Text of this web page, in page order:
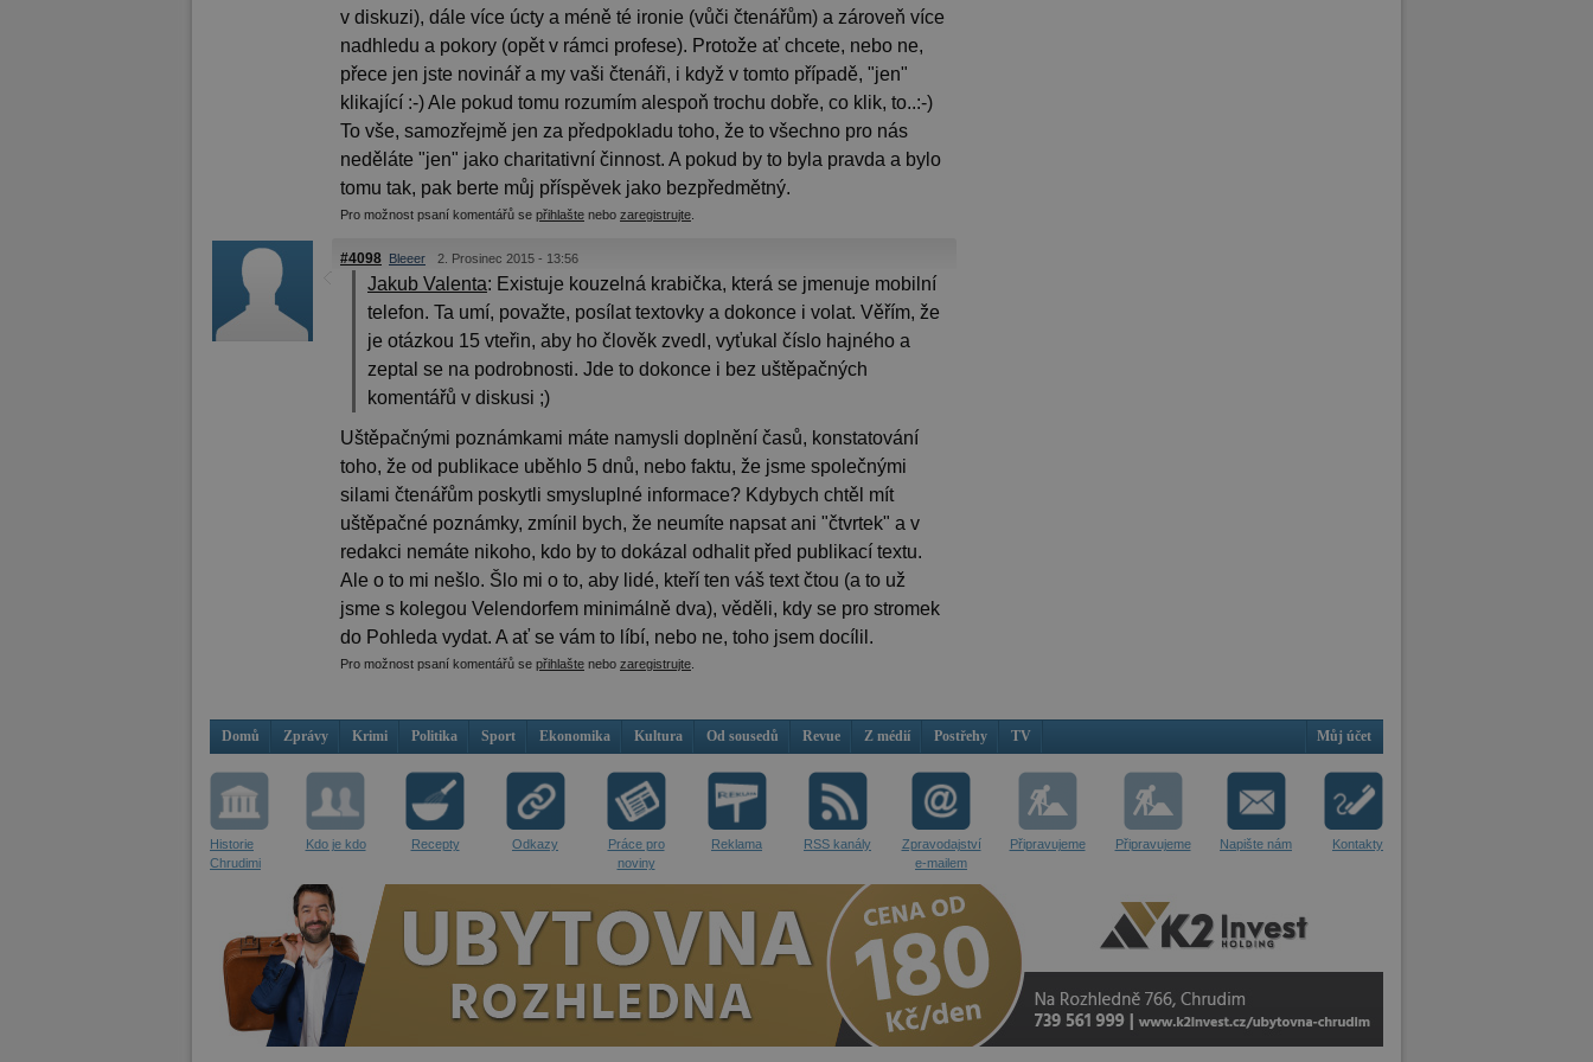
v diskuzi), dále více úcty a méně té ironie (vůči čtenářům) a zároveň více
nadhledu a pokory (opět v rámci profese). Protože ať chcete, nebo ne,
přece jen jste novinář a my vaši čtenáři, i když v tomto případě, "jen"
klikající :-) Ale pokud tomu rozumím alespoň trochu dobře, co klik, to..:-)
To vše, samozřejmě jen za předpokladu toho, že to všechno pro nás
neděláte "jen" jako charitativní činnost. A pokud by to byla pravda a bylo
tomu tak, pak berte můj příspěvek jako bezpředmětný.
Pro možnost psaní komentářů se přihlašte nebo zaregistrujte
#4098 Bleeer 2. Prosinec 2015 - 13:56
Jakub Valenta: Existuje kouzelná krabička, která se jmenuje mobilní
telefon. Ta umí, považte, posílat textovky a dokonce i volat. Věřím, že
je otázkou 15 vteřin, aby ho člověk zvedl, vyťukal číslo hajného a
zeptal se na podrobnosti. Jde to dokonce i bez uštěpačných
komentářů v diskusi ;)
Uštěpačnými poznámkami máte namysli doplnění časů, konstatování
toho, že od publikace uběhlo 5 dnů, nebo faktu, že jsme společnými
silami čtenářům poskytli smysluplné informace? Kdybych chtěl mít
uštěpačné poznámky, zmínil bych, že neumíte napsat ani "čtvrtek" a v
redakci nemáte nikoho, kdo by to dokázal odhalit před publikací textu.
Ale o to mi nešlo. Šlo mi o to, aby lidé, kteří ten váš text čtou (a to už
jsme s kolegou Velendorfem minimálně dva), věděli, kdy se pro stromek
do Pohleda vydat. A ať se vám to líbí, nebo ne, toho jsem docílil.
Pro možnost psaní komentářů se přihlašte nebo zaregistrujte
Domů Zprávy Krimi Politika Sport Ekonomika Kultura Od sousedů Revue Z médií Postřehy TV Můj účet
Historie
Chrudimi
Kdo je kdo Recepty Odkazy
Práce pro
noviny
Reklama RSS kanály
Zpravodajství
e-mailem
Připravujeme Připravujeme Napište nám Kontakty